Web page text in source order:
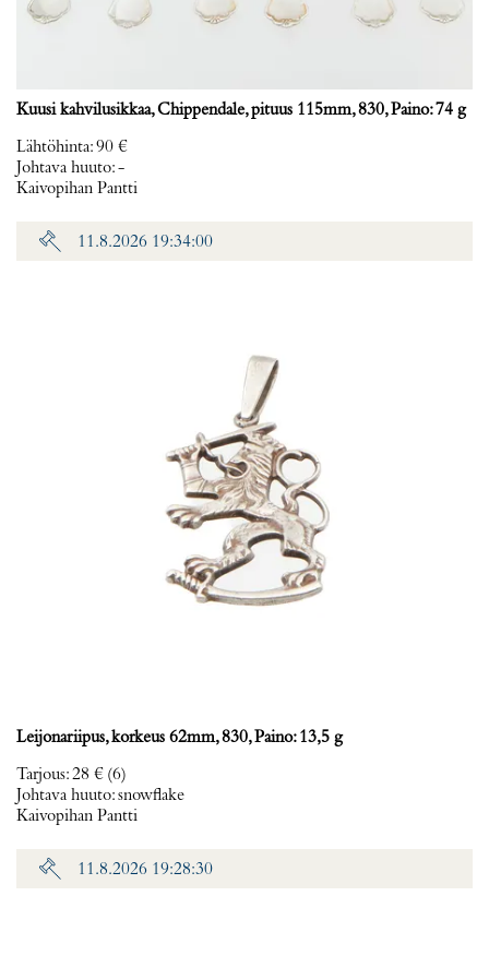
Kuusi kahvilusikkaa, Chippendale, pituus 115mm, 830, Paino: 74 g
Lähtöhinta:90 €
Johtava huuto:-
Kaivopihan Pantti
11.8.2026 19:34:00
Leijonariipus, korkeus 62mm, 830, Paino: 13,5 g
Tarjous:28 € (6)
Johtava huuto:snowflake
Kaivopihan Pantti
11.8.2026 19:28:30